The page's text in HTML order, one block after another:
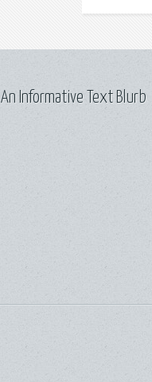
An Informative Text Blurb